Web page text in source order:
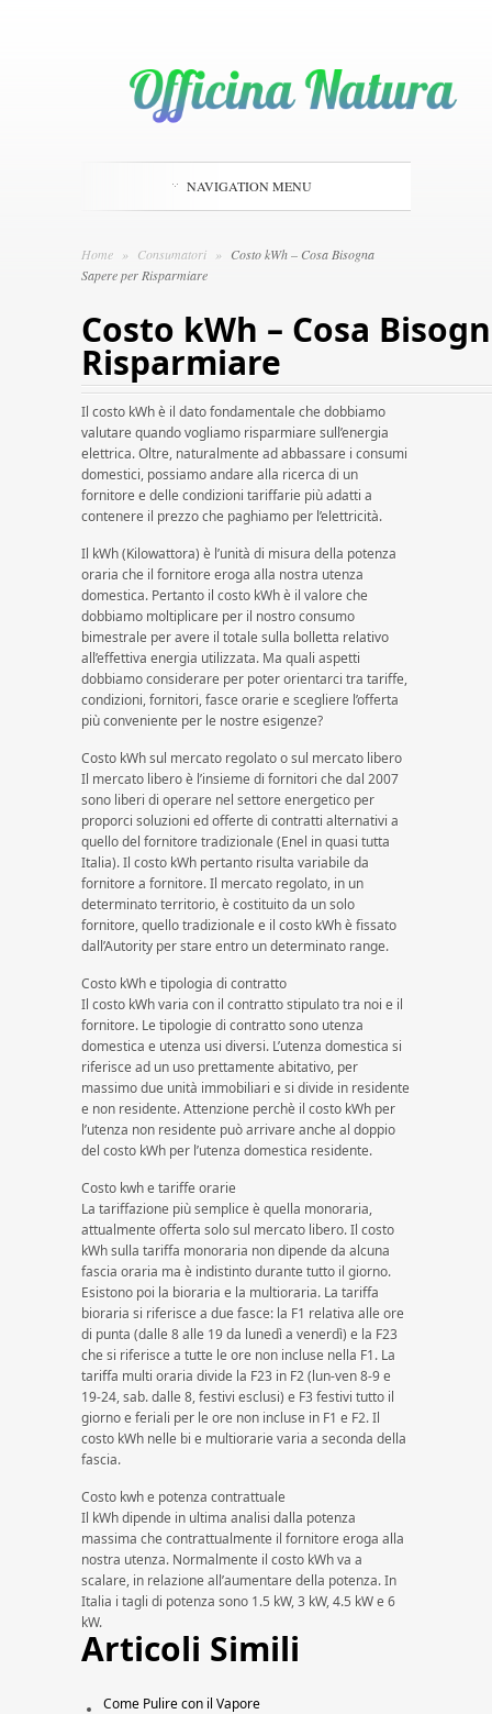
NAVIGATION MENU
Home » Consumatori » Costo kWh – Cosa Bisogna
Sapere per Risparmiare
Costo kWh – Cosa
Risparmiare
Il costo kWh è il dato fondamentale che dobbiamo
valutare quando vogliamo risparmiare sull’energia
elettrica. Oltre, naturalmente ad abbassare i consumi
domestici, possiamo andare alla ricerca di un
fornitore e delle condizioni tariffarie più adatti a
contenere il prezzo che paghiamo per l’elettricità.
Il kWh (Kilowattora) è l’unità di misura della potenza
oraria che il fornitore eroga alla nostra utenza
domestica. Pertanto il costo kWh è il valore che
dobbiamo moltiplicare per il nostro consumo
bimestrale per avere il totale sulla bolletta relativo
all’effettiva energia utilizzata. Ma quali aspetti
dobbiamo considerare per poter orientarci tra tariffe,
condizioni, fornitori, fasce orarie e scegliere l’offerta
più conveniente per le nostre esigenze?
Costo kWh sul mercato regolato o sul mercato libero
Il mercato libero è l’insieme di fornitori che dal 2007
sono liberi di operare nel settore energetico per
proporci soluzioni ed offerte di contratti alternativi a
quello del fornitore tradizionale (Enel in quasi tutta
Italia). Il costo kWh pertanto risulta variabile da
fornitore a fornitore. Il mercato regolato, in un
determinato territorio, è costituito da un solo
fornitore, quello tradizionale e il costo kWh è fissato
dall’Autority per stare entro un determinato range.
Costo kWh e tipologia di contratto
Il costo kWh varia con il contratto stipulato tra noi e il
fornitore. Le tipologie di contratto sono utenza
domestica e utenza usi diversi. L’utenza domestica si
riferisce ad un uso prettamente abitativo, per
massimo due unità immobiliari e si divide in residente
e non residente. Attenzione perchè il costo kWh per
l’utenza non residente può arrivare anche al doppio
del costo kWh per l’utenza domestica residente.
Costo kwh e tariffe orarie
La tariffazione più semplice è quella monoraria,
attualmente offerta solo sul mercato libero. Il costo
kWh sulla tariffa monoraria non dipende da alcuna
fascia oraria ma è indistinto durante tutto il giorno.
Esistono poi la bioraria e la multioraria. La tariffa
bioraria si riferisce a due fasce: la F1 relativa alle ore
di punta (dalle 8 alle 19 da lunedì a venerdì) e la F23
che si riferisce a tutte le ore non incluse nella F1. La
tariffa multi oraria divide la F23 in F2 (lun-ven 8-9 e
19-24, sab. dalle 8, festivi esclusi) e F3 festivi tutto il
giorno e feriali per le ore non incluse in F1 e F2. Il
costo kWh nelle bi e multiorarie varia a seconda della
fascia.
Costo kwh e potenza contrattuale
Il kWh dipende in ultima analisi dalla potenza
massima che contrattualmente il fornitore eroga alla
nostra utenza. Normalmente il costo kWh va a
scalare, in relazione all’aumentare della potenza. In
Italia i tagli di potenza sono 1.5 kW, 3 kW, 4.5 kW e 6
kW.
Articoli Simili
Come Pulire con il Vapore